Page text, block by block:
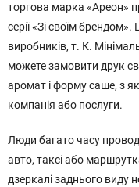
торгова марка «Ареон»
серії «Зі своїм
виробників, т. К.
можете замовити друк
аромат і форму саше, з
компанія або послуги.
Люди багато часу
авто, таксі або
дзеркалі заднього виду